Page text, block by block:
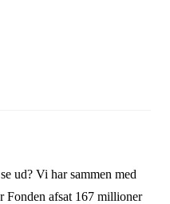
ud? Vi har sammen med
afsat 167 millioner